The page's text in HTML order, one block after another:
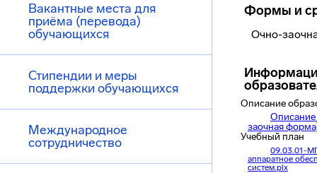
Вакантные места для
приёма (перевода)
обучающихся
Стипендии и меры
поддержки обучающихся
Международное
сотрудничество
Формы и
Очно-
Описание
заочная
Учебный план
09.03.01-
аппаратное
систем.plx